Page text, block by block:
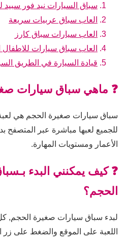
سباق السيارات نيد فور سبيد
العاب سباق عربيات سريعة
العاب سيارات سباق كارز
العاب سباق سيارات للاطفال
قيادة السيارة في الطريق
❓ ماهي سباق سيارات
سباق سيارات صغيرة الحجم هي
للجميع لعبها مباشرة عبر المتصفح
الأعمار ومستويات المهارة.
❓ كيف يمكنني البدء
الحجم؟
لبدء سباق سيارات صغيرة الحجم,
اللعبة على الموقع والضغط على زر